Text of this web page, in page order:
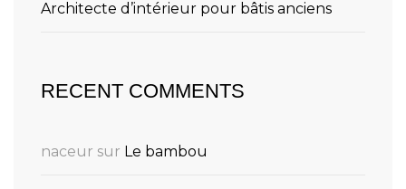
Architecte d’intérieur pour bâtis anciens
RECENT COMMENTS
naceur sur Le bambou